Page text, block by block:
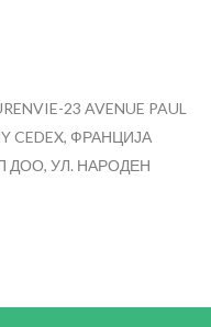
23 AVENUE PAUL
CEDEX, ФРАНЦИЈА
ДОО, УЛ. НАРОДЕН